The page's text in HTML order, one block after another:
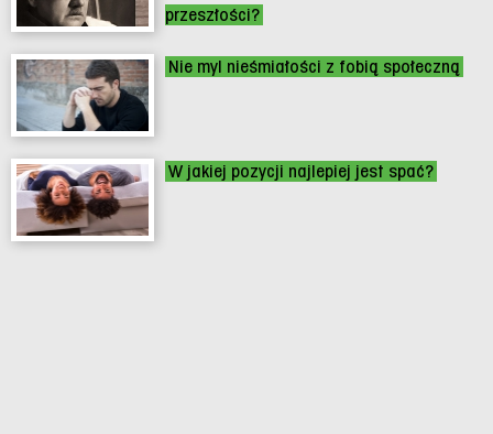
przeszłości?
Nie myl nieśmiałości z fobią społeczną
W jakiej pozycji najlepiej jest spać?